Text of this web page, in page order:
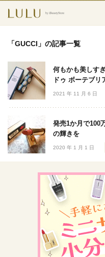
スキンケア
メークアップ
エイジングケア
フレグランス
ボディ＆ヘア
ライフスタイル
「GUCCI」の記事一覧
何もかも美しす
ドゥ ボーテブリ
2021 年 11 月 6 日
発売1か月で100
の輝きを
2020 年 1 月 1 日